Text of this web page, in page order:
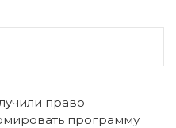
право
программу